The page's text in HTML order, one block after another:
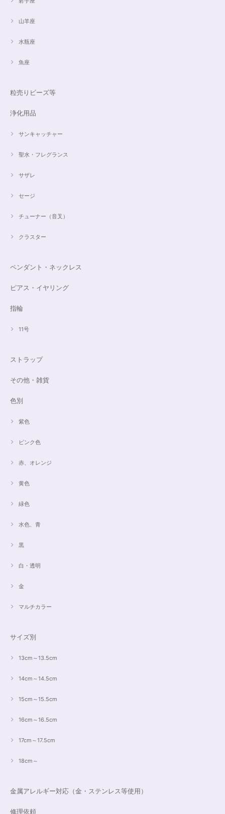
山羊座
水瓶座
魚座
粒売りビーズ等
浄化用品
サンキャッチャー
聖水・フレグランス
サザレ
セージ
チューナー（音叉）
クラスター
ペンダント・ネックレス
ピアス・イヤリング
指輪
11号
ストラップ
その他・雑貨
色別
紫色
ピンク色
赤、オレンジ
黄色
緑色
水色、青
黒
白・透明
金
マルチカラー
サイズ別
13cm～13.5cm
14cm～14.5cm
15cm～15.5cm
16cm～16.5cm
17cm～17.5cm
18cm～
金属アレルギー対応（金・ステンレス等使用）
修理依頼